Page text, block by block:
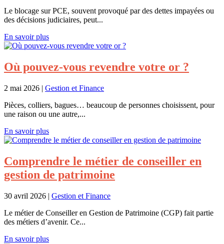
Le blocage sur PCE, souvent provoqué par des dettes impayées ou
des décisions judiciaires, peut...
En savoir plus
Où pouvez-vous revendre votre or ?
2 mai 2026 | Gestion et Finance
Pièces, colliers, bagues… beaucoup de personnes choisissent, pour
une raison ou une autre,...
En savoir plus
Comprendre le métier de conseiller en
gestion de patrimoine
30 avril 2026 | Gestion et Finance
Le métier de Conseiller en Gestion de Patrimoine (CGP) fait partie
des métiers d’avenir. Ce...
En savoir plus